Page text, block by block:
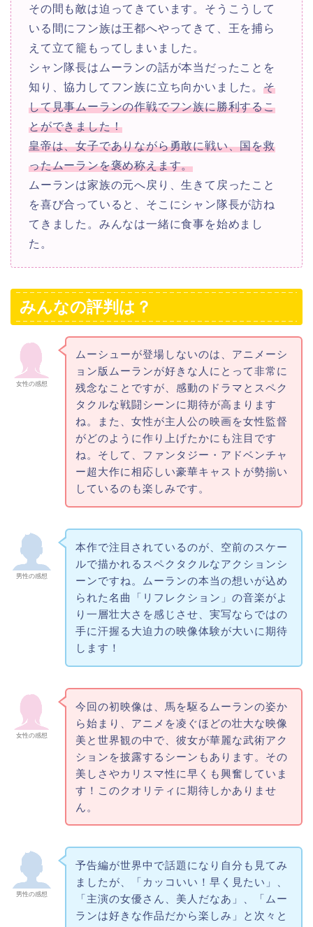
その間も敵は迫ってきています。そうこうして
いる間にフン族は王都へやってきて、王を捕ら
えて立て籠もってしまいました。
シャン隊長はムーランの話が本当だったことを
知り、協力してフン族に立ち向かいました。 そ
して見事ムーランの作戦でフン族に勝利するこ
とができました！
皇帝は、女子でありながら勇敢に戦い、国を救
ったムーランを褒め称えます。
ムーランは家族の元へ戻り、生きて戻ったこと
を喜び合っていると、そこにシャン隊長が訪ね
てきました。みんなは一緒に食事を始めまし
た。
みんなの評判は？
女性の感想
ムーシューが登場しないのは、アニメーシ
ョン版ムーランが好きな人にとって非常に
残念なことですが、感動のドラマとスペク
タクルな戦闘シーンに期待が高まります
ね。また、女性が主人公の映画を女性監督
がどのように作り上げたかにも注目です
ね。そして、ファンタジー・アドベンチャ
ー超大作に相応しい豪華キャストが勢揃い
しているのも楽しみです。
男性の感想
本作で注目されているのが、空前のスケー
ルで描かれるスペクタクルなアクションシ
ーンですね。ムーランの本当の想いが込め
られた名曲「リフレクション」の音楽がよ
り一層壮大さを感じさせ、実写ならではの
手に汗握る大迫力の映像体験が大いに期待
します！
女性の感想
今回の初映像は、馬を駆るムーランの姿か
ら始まり、アニメを凌ぐほどの壮大な映像
美と世界観の中で、彼女が華麗な武術アク
ションを披露するシーンもあります。その
美しさやカリスマ性に早くも興奮していま
す！このクオリティに期待しかありませ
ん。
男性の感想
予告編が世界中で話題になり自分も見てみ
ましたが、「カッコいい！早く見たい」、
「主演の女優さん、美人だなあ」、「ムー
ランは好きな作品だから楽しみ」と次々と